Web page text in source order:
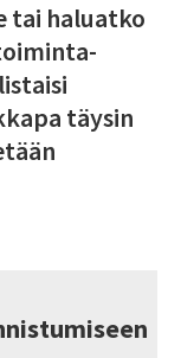
tai haluatko
täysin